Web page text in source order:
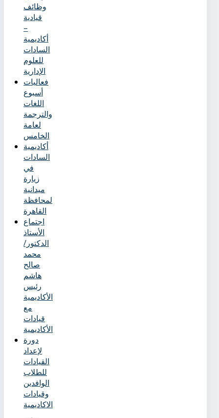
وظائف
قيادية
–
أكاديمية
السادات
للعلوم
الإدارية
فعاليات
أسبوع
اللغات
والترجمة
لعامة
الخامس
أكاديمية
السادات
في
زيارة
ميدانية
لمحافظة
القاهرة
اجتماع
الأستاذ
الدكتور/
محمد
صالح
هاشم
رئيس
الأكاديمية
مع
قيادات
الأكاديمية
دورة
لإعداد
القيادات
للطلاب
الوافدين
وقيادات
الاكاديمية